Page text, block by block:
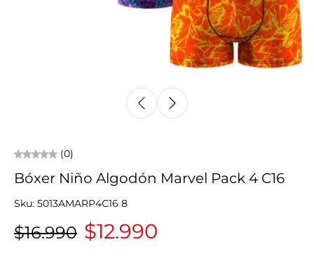
(0)
Bóxer Niño Algodón Marvel Pack 4 C16
Sku: 5013AMARP4C16 8
$16.990 $12.990